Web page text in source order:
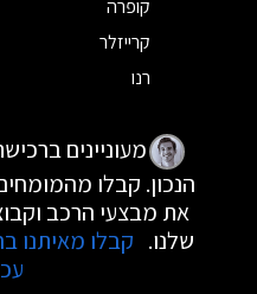
קופרה
קרייזלר
רנו
מעוניינים
הנכון. קבלו
את מבצעי הרכב
שלנו. קבלו מאיתנו